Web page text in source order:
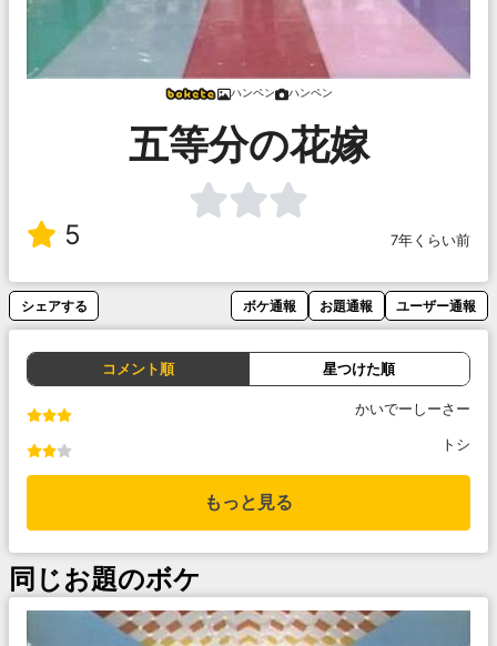
ハンペン ハンペン
五等分の花嫁
5 7年くらい前
シェアする ボケ通報 お題通報 ユーザー通報
コメント順 星つけた順
かいでーしーさー
トシ
もっと見る
同じお題のボケ